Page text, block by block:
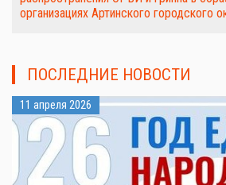
организациях Артинского городского
ПОСЛЕДНИЕ НОВОСТИ
11 апреля 2026